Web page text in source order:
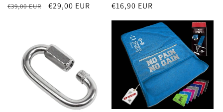
Normaler
€39,00 EUR Verkaufspreis
€29,00 EUR
Normaler
€16,90 EUR